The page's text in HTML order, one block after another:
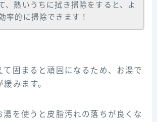
、熱いうちに拭き掃除をすると、よ
率的に掃除できます！
て固まると頑固になるため、お湯で
みます。
湯を使うと皮脂汚れの落ちが良くな